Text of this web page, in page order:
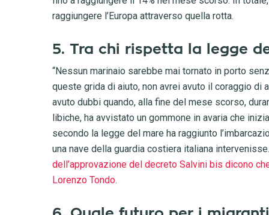
raggiungere l’Europa attraverso quella rotta.
5. Tra chi rispetta la legge
“Nessun marinaio sarebbe mai tornato in porto
queste grida di aiuto, non avrei avuto il coraggio di
avuto dubbi quando, alla fine del mese scorso,
libiche, ha avvistato un gommone in avaria che
secondo la legge del mare ha raggiunto
una nave della guardia costiera italiana
dell’approvazione del decreto Salvini bis dicono
Lorenzo Tondo.